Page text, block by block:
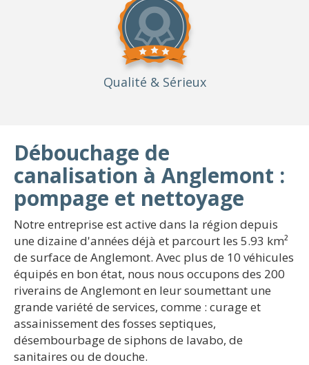
Qualité & Sérieux
Débouchage de
canalisation à Anglemont :
pompage et nettoyage
Notre entreprise est active dans la région depuis
une dizaine d'années déjà et parcourt les 5.93 km²
de surface de Anglemont. Avec plus de 10 véhicules
équipés en bon état, nous nous occupons des 200
riverains de Anglemont en leur soumettant une
grande variété de services, comme : curage et
assainissement des fosses septiques,
désembourbage de siphons de lavabo, de
sanitaires ou de douche.